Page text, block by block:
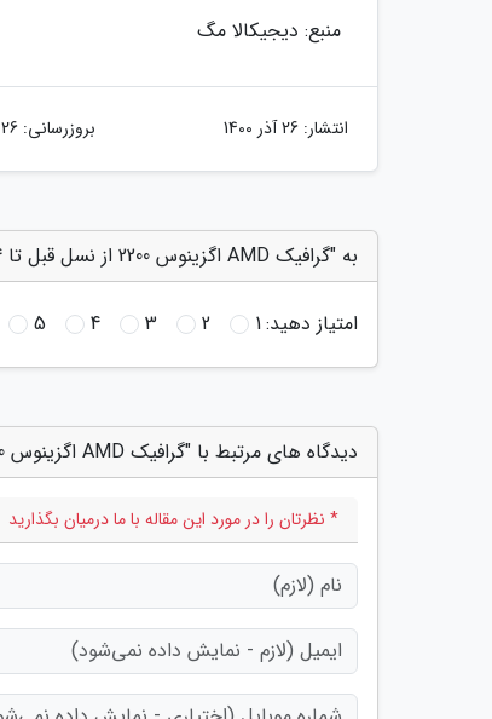
منبع: دیجیکالا مگ
انتشار: 26 آذر 1400 بروزرسانی: 26 آذر 1400
به "گرافیک AMD اگزینوس 2200 از نسل قبل تا 34٪ سریع تر است" امتیاز دهید
امتیاز دهید:1
2
3
4
5
دیدگاه های مرتبط با "گرافیک AMD اگزینوس 2200 از نسل قبل تا 34٪ سریع تر است"
* نظرتان را در مورد این مقاله با ما درمیان بگذارید